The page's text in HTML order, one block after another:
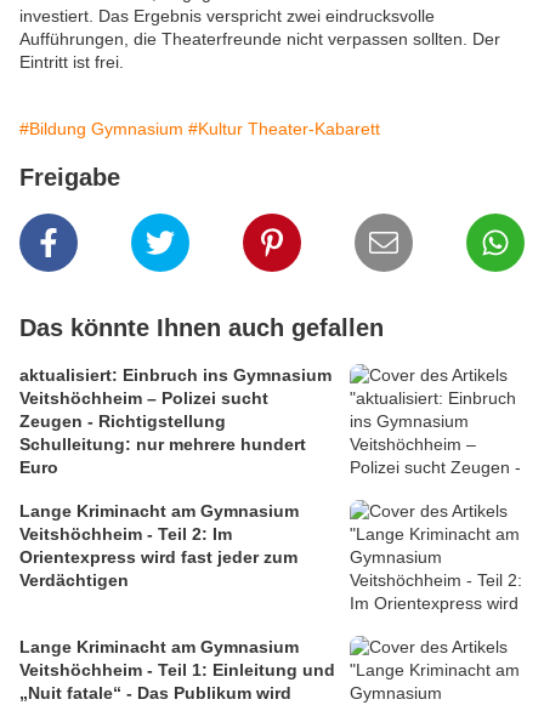
investiert. Das Ergebnis verspricht zwei eindrucksvolle
Aufführungen, die Theaterfreunde nicht verpassen sollten. Der
Eintritt ist frei.
#Bildung Gymnasium #Kultur Theater-Kabarett
Freigabe
Das könnte Ihnen auch gefallen
aktualisiert: Einbruch ins Gymnasium
Veitshöchheim – Polizei sucht
Zeugen - Richtigstellung
Schulleitung: nur mehrere hundert
Euro
Lange Kriminacht am Gymnasium
Veitshöchheim - Teil 2: Im
Orientexpress wird fast jeder zum
Verdächtigen
Lange Kriminacht am Gymnasium
Veitshöchheim - Teil 1: Einleitung und
„Nuit fatale“ - Das Publikum wird